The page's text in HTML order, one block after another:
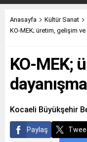
Anasayfa
Kültür Sanat
KO-MEK; üretim, gelişim ve
KO-MEK;
Kocaeli Büyükşehir
Paylaş